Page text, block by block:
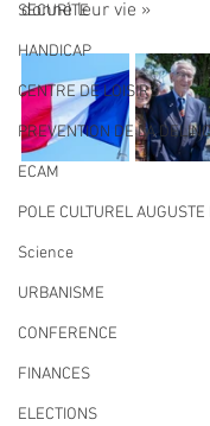
SECURITE
HANDICAP
CENTRE DE LOISIRS
PREVENTION DE LA
ECAM
POLE CULTUREL
Science
URBANISME
CONFERENCE
FINANCES
ELECTIONS
donné leur vie »